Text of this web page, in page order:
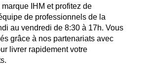
IHM et profitez de
de professionnels de la
au vendredi de 8:30 à 17h. Vous
grâce à nos partenariats avec
livrer rapidement votre